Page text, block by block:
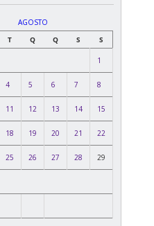
AGOSTO
T Q Q S S
1
4 5 6 7 8
11 12 13 14 15
18 19 20 21 22
25 26 27 28 29